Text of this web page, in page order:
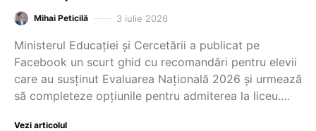
Mihai Peticilă 3 iulie 2026
Ministerul Educației și Cercetării a publicat pe
Facebook un scurt ghid cu recomandări pentru elevii
care au susținut Evaluarea Națională 2026 și urmează
să completeze opțiunile pentru admiterea la liceu.…
Vezi articolul